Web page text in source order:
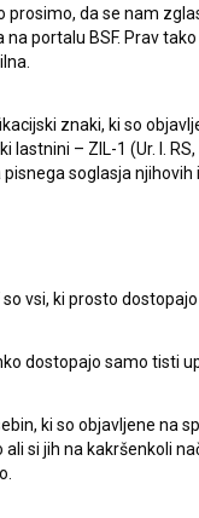
prosimo, da se nam
na portalu BSF. Prav
znaki, ki so
lastnini – ZIL-1 (Ur. l.
soglasja
vsi, ki prosto
dostopajo samo tisti
ki so objavljene na
si jih na kakršenkoli